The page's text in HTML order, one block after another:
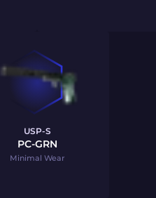
USP-S
PC-GRN
Minimal Wear